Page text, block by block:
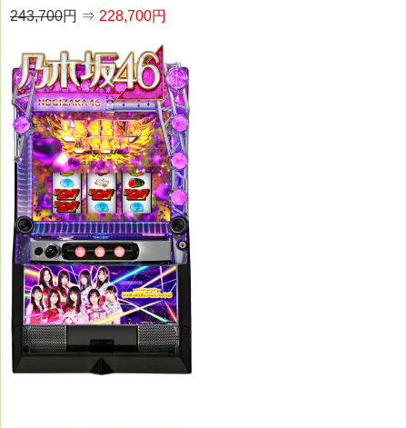
243,700円 ⇒ 228,700円